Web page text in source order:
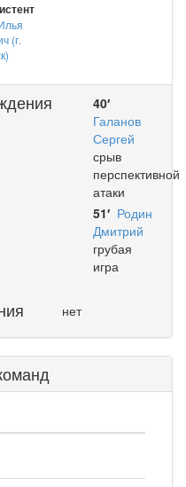
(г.
40′
Галанов
Сергей
срыв
перспективной
атаки
51′ Родин
Дмитрий
грубая
игра
нет